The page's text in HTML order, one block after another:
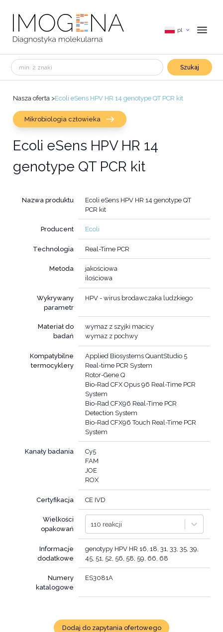
pl
Szukaj
Nasza oferta >Ecoli eSens HPV HR 14 genotype QT PCR kit
Mikrobiologia człowieka
Ecoli eSens HPV HR 14
genotype QT PCR kit
Nazwa produktu
Ecoli eSens HPV HR 14 genotype QT
PCR kit
Producent Ecoli
Technologia Real-Time PCR
Metoda
jakościowa
ilościowa
Wykrywany
parametr
HPV - wirus brodawczaka ludzkiego
Materiał do
badań
wymaz z szyjki macicy
wymaz z pochwy
Kompatybilne
termocyklery
Applied Biosystems QuantStudio 5
Real-time PCR System
Rotor-Gene Q
Bio-Rad CFX Opus 96 Real-Time PCR
System
Bio-Rad CFX96 Real-Time PCR
Detection System
Bio-Rad CFX96 Touch Real-Time PCR
System
Kanały badania
Cy5
FAM
JOE
ROX
Certyfikacja CE IVD
Wielkości
opakowań
110 reakcji
Informacje
dodatkowe
genotypy HPV HR 16, 18, 31, 33, 35, 39,
45, 51, 52, 56, 58, 59, 66, 68
Numery
katalogowe
ES3081A
Dodaj do zapytania ofertowego